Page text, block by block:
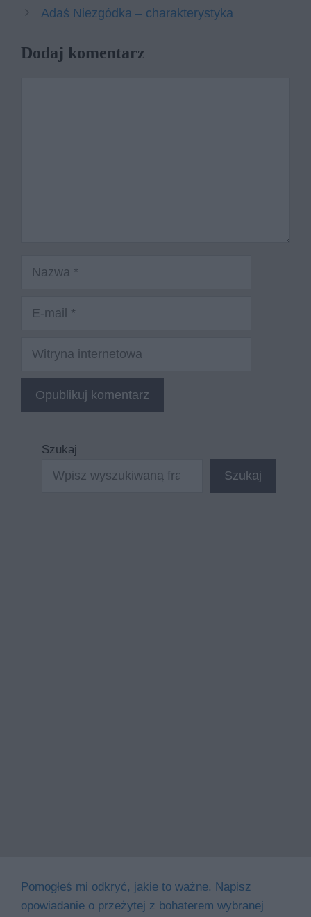
Adaś Niezgódka – charakterystyka
Dodaj komentarz
Nazwa
Witryna
Szukaj
Szukaj
Pomogłeś mi odkryć, jakie to ważne. Napisz
opowiadanie o przeżytej z bohaterem wybranej